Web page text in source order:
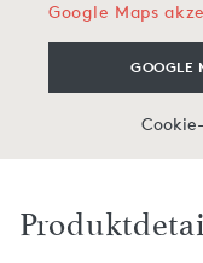
Google Maps
GOOGLE